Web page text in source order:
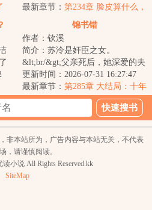
凤昭好不容...
最新章节： 第234章 脸皮算什么，
雌主才是最重要的！
锦书错
作者：钦溪
简介：苏泠是奸臣之女。
&lt;br/&gt;父亲死后，她深爱的夫
君鄙夷地看着她。&lt;br/&gt;“奸
臣之女。”&lt;...
更新时间：2026-07-31 16:27:47
最新章节： 第285章 大结局：十年
前那个冬夜
非本站所为，广告内容与本站无关，不代表
，请谨慎阅读。
小说 All Rights Reserved.kk
SiteMap